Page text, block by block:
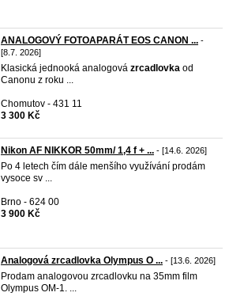
ANALOGOVÝ FOTOAPARÁT EOS CANON ... -
[8.7. 2026]
Klasická jednooká analogová zrcadlovka od
Canonu z roku ...
Chomutov - 431 11
3 300 Kč
Nikon AF NIKKOR 50mm/ 1,4 f + ... - [14.6. 2026]
Po 4 letech čím dále menšího využívání prodám
vysoce sv ...
Brno - 624 00
3 900 Kč
Analogová zrcadlovka Olympus O ... - [13.6. 2026]
Prodam analogovou zrcadlovku na 35mm film
Olympus OM-1. ...